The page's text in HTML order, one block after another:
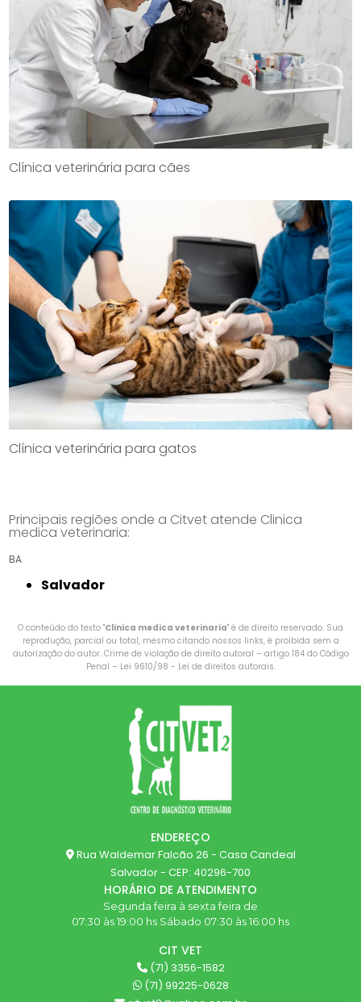
Clínica veterinária para cães
Clínica veterinária para gatos
Principais regiões onde a Citvet atende Clinica
medica veterinaria:
BA
Salvador
O conteúdo do texto "Clinica medica veterinaria" é de direito reservado. Sua
reprodução, parcial ou total, mesmo citando nossos links, é proibida sem a
autorização do autor. Crime de violação de direito autoral – artigo 184 do Código
Penal – Lei 9610/98 - Lei de direitos autorais.
ENDEREÇO
Rua Waldemar Falcão 26 - Casa Candeal
Salvador - CEP: 40296-700
HORÁRIO DE ATENDIMENTO
Segunda feira à sexta feira de
07:30 às 19:00 hs Sábado 07:30 às 16:00 hs
CIT VET
(71) 3356-1582
(71) 99225-0628